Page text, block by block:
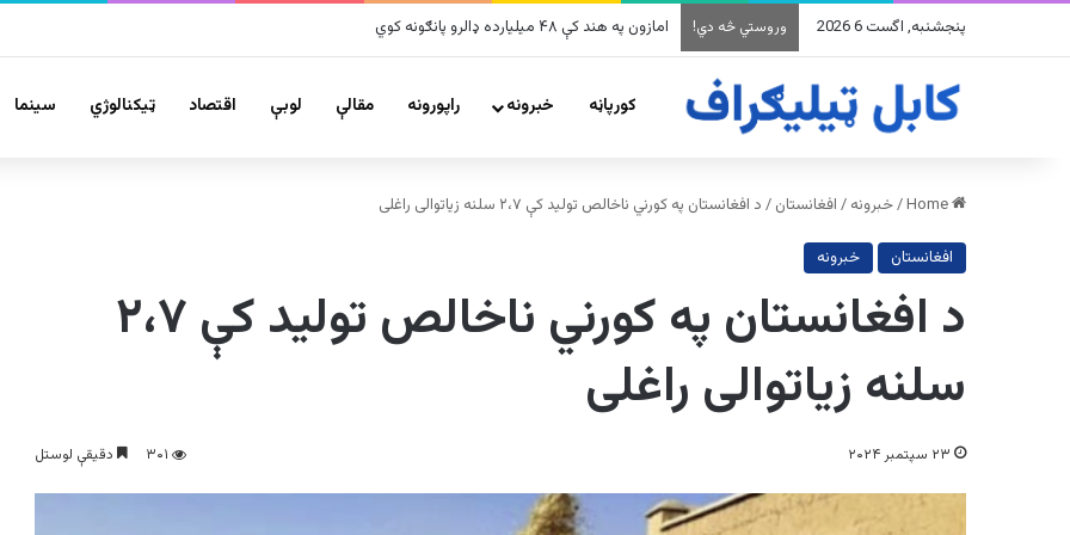
پنجشنبه, اگست 6 2026 وروستي څه دي! امازون په هند کې ۴۸ میلیارده ډالرو پانګونه کوي
کورپاڼه خبرونه راپورونه مقالې لوبې اقتصاد ټیکنالوژي سينما
/خبرونه / افغانستان / د افغانستان په کورني ناخالص تولید کې ۲،۷ سلنه زیاتوالی راغلی
افغانستان خبرونه
د افغانستان په کورني ناخالص تولید کې ۲،۷
سلنه زیاتوالی راغلی
۲۳ سپتمبر ۲۰۲۴ ۳۰۱ دقیقې لوستل